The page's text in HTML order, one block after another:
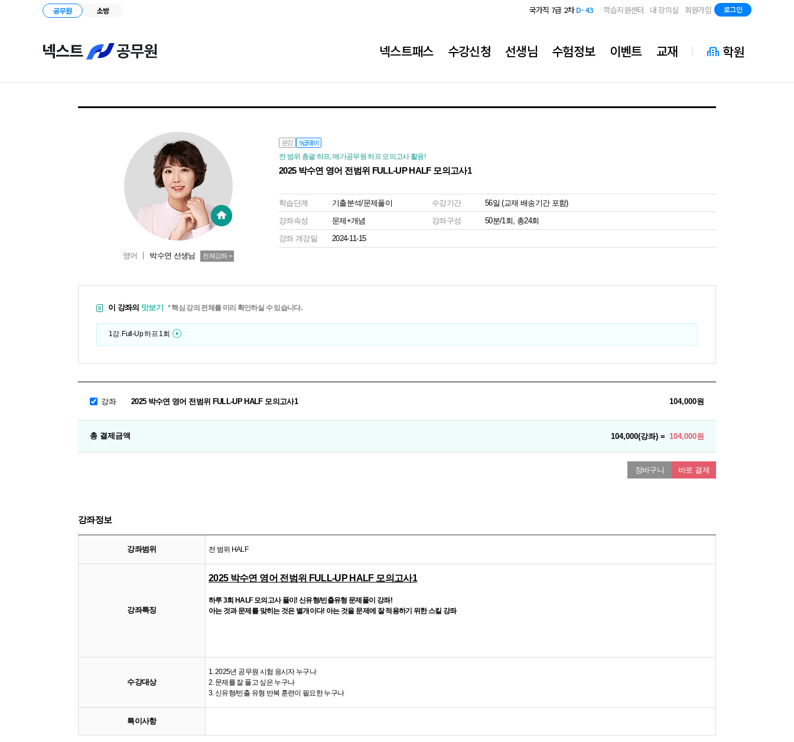
공무원 소방 학습지원센터 내 강의실 회원가입 로그인
국가직 7급 2차D-43
지방직 7급
넥스트패스 수강신청 선생님 수험정보 이벤트 교재 학원
완강 9급대비
전 범위 총괄 하프, 메가공무원 하프 모의고사 활용!
2025 박수연 영어 전범위 FULL-UP HALF 모의고사1
영어 박수연 선생님 전체강좌 >
학습단계 기출분석/문제풀이 수강기간
56일 (교재 배송기간 포함)
강좌속성
문제+개념 강좌구성
50분/1회, 총24회
강좌 개강일
2024-11-15
이 강좌의 맛보기 * 핵심 강의 전체를 미리 확인하실 수 있습니다.
1강. Full-Up 하프 1회
강좌 2025 박수연 영어 전범위 FULL-UP HALF 모의고사1 104,000원
총 결제금액 104,000(강좌) = 104,000원
장바구니 바로 결제
강좌정보
강좌범위 전 범위 HALF
강좌특징
2025 박수연 영어 전범위 FULL-UP HALF 모의고사1
하루 3회 HALF 모의고사 풀이! 신유형/빈출유형 문제풀이 강좌!
아는 것과 문제를 맞히는 것은 별개이다! 아는 것을 문제에 잘 적용하기 위한 스킬 강좌
수강대상
1. 2025년 공무원 시험 응시자 누구나
2. 문제를 잘 풀고 싶은 누구나
3. 신유형/빈출 유형 반복 훈련이 필요한 누구나
특이사항